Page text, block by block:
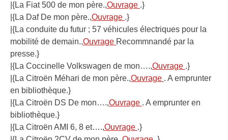
|{La Fiat 500 de mon père.,Ouvrage .}
|{La Daf De mon père.,Ouvrage .}
|{La conduite du futur ; 57 véhicules électriques pour la
mobilité de demain.,Ouvrage Recommnandé par la
presse.}
|{La Coccinelle Volkswagen de mon….,Ouvrage .}
|{La Citroën Méhari de mon père.,Ouvrage . A emprunter
en bibliothèque.}
|{La Citroën DS De mon….,Ouvrage . A emprunter en
bibliothèque.}
|{La Citroën AMI 6, 8 et….,Ouvrage .}